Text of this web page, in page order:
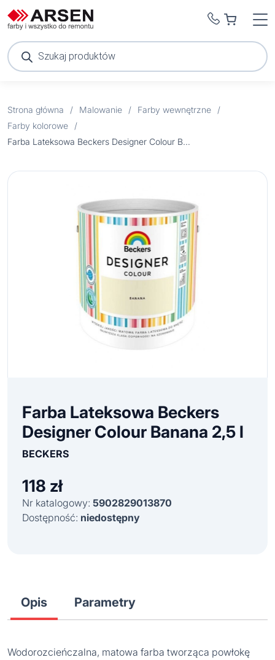
Wyszukiwarka
produktów
Strona główna / Malowanie / Farby wewnętrzne
/
Farby kolorowe
/
Farba Lateksowa Beckers Designer Colour Banana 2,5 l
Farba Lateksowa Beckers
Designer Colour Banana 2,5 l
BECKERS
118 zł
Nr katalogowy: 5902829013870
Dostępność: niedostępny
Opis Parametry
Wodorozcieńczalna, matowa farba tworząca powłokę